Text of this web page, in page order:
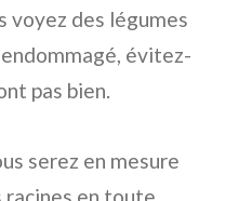
voyez des légumes
évitez-
pas bien.
serez en mesure